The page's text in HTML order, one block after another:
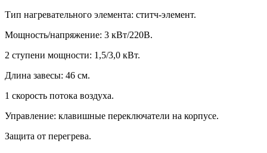
Тип нагревательного элемента: ститч-элемент.
Мощность/напряжение: 3 кВт/220В.
2 ступени мощности: 1,5/3,0 кВт.
Длина завесы: 46 см.
1 скорость потока воздуха.
Управление: клавишные переключатели на корпусе.
Защита от перегрева.